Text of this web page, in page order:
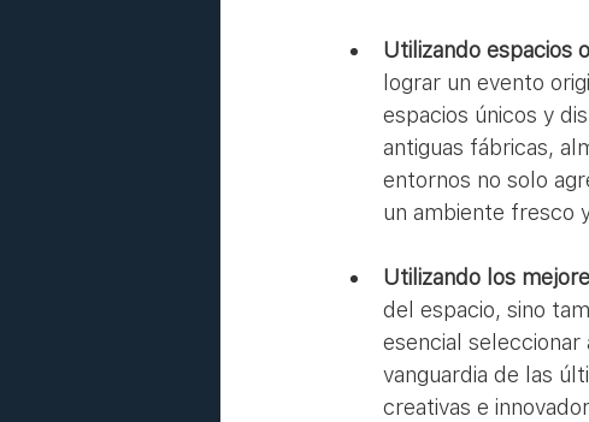
Utilizando espacios
lograr un evento
espacios únicos y
antiguas fábricas,
entornos no solo
un ambiente fresco
Utilizando los
del espacio, sino
esencial
vanguardia de las
creativas e